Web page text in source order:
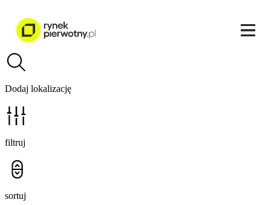
Dodaj lokalizację
filtruj
sortuj